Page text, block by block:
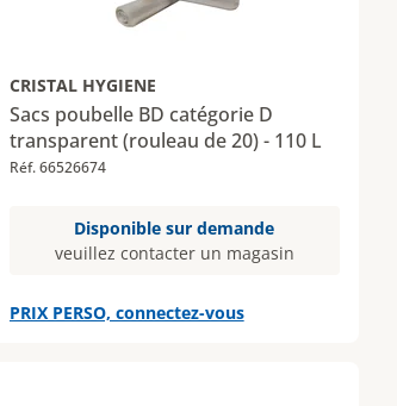
CRISTAL HYGIENE
Sacs poubelle BD catégorie D
transparent (rouleau de 20) - 110 L
Réf. 66526674
Disponible sur demande
veuillez contacter un magasin
PRIX PERSO, connectez-vous